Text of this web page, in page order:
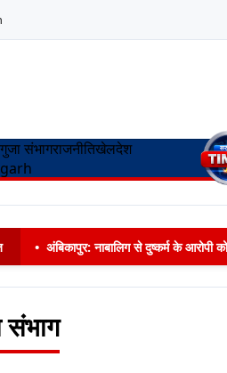
संभागराजनीतिखेलदेश
• अंबिकापुर: नाबालिग से दुष्कर्म के आरोपी
संभाग